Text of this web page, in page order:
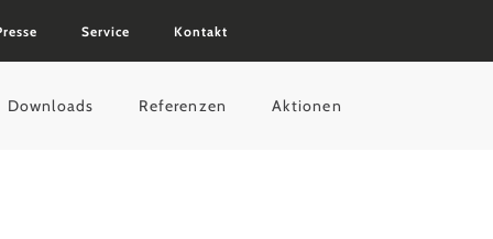
Service Kontakt
Downloads Referenzen Aktionen